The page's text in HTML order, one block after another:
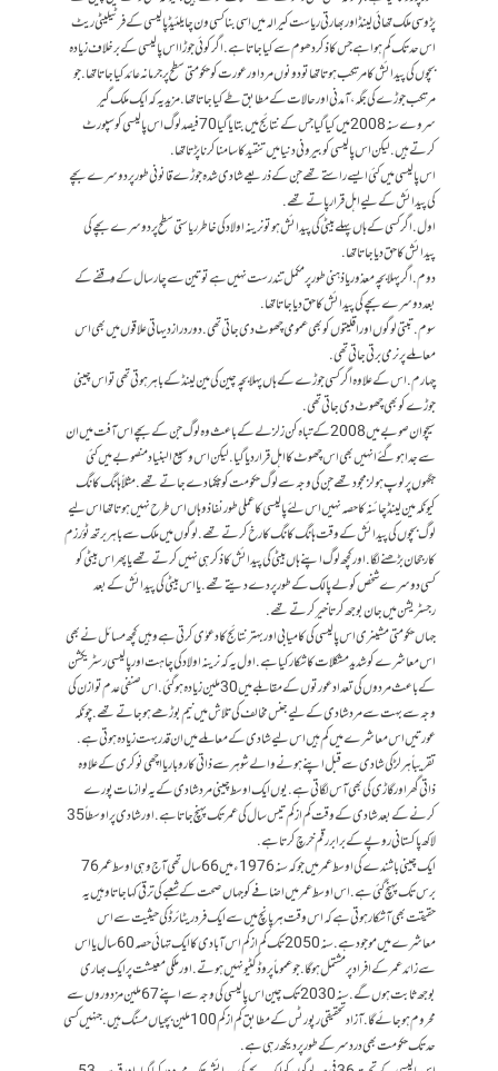
پڑوسی ملک تھائی لینڈ اور بھارتی ریاست کیرالہ میں اسی بنا کسی ون چایلئیڈ پالیسی کے فرٹیلیٹی ریٹ
اس حد تک کم ہوا ہے جس کا ذکر دھوم سے کیا جاتا ہے. اگر کوئی جوڑا اس پالیسی کے برخلاف زیادہ
بچوں کی پیدائش کا مرتکب ہوتا تھا تو دونوں مرد اور عورت کو حکومتی سطح پر جرمانہ عائد کیا جاتا تھا. جو
مرتکب جوڑے کی جگہ، آمدنی اور حالات کے مطابق طے کیا جاتا تھا. مزید یہ کہ ایک ملک گیر
سروے سنہ 2008 میں کیا گیا جس کے نتائج میں بتایا گیا 70 فیصد لوگ اس پالیسی کو سپورٹ
کرتے ہیں. لیکن اس پالیسی کو بیرونی دنیا میں تنقید کا سامنا کرنا پڑتا تھا.
اس پالیسی میں کئی ایسے راستے تھے جن کے ذریعے شادی شدہ جوڑے قانونی طور پر دوسرے بچے
کی پیدائش کے لیے اہل قرار پاتے تھے.
اول. اگر کسی کے ہاں پہلے بیٹی کی پیدائش ہو تو نرینہ اولاد کی خاطر ریاستی سطح پر دوسرے بچے کی
پیدائش کا حق دیا جاتا تھا.
دوم. اگر پہلا بچہ معذور یا ذہنی طور پر مکمل تندرست نہیں ہے تو تین سے چار سال کے وقفے کے
بعد دوسرے بچے کی پیدائش کا حق دیا جاتا تھا.
سوم. تبتی لوگوں اور اقلیتوں کو بھی عمومی چھوٹ دی جاتی تھی. دور دراز دیہاتی علاقوں میں بھی اس
معاملے پر نرمی برتی جاتی تھی.
چہارم. اس کے علاوہ اگر کسی جوڑے کے ہاں پہلا بچہ چین کی مین لینڈ کے باہر ہوتی تھی تو اس چینی
جوڑے کو بھی چھوٹ دی جاتی تھی.
سیچوان صوبے میں 2008 کے تباہ کن زلزلے کے باعث وہ لوگ جن کے بچے اس آفت میں ان
سے جدا ہو گئے انہیں بھی اس چھوٹ کا اہل قرار دیا گیا. لیکن اس وسیع البنیاد منصوبے میں کئی
جگہوں پر لوپ ہولز مجود تھے جن کی وجہ سے لوگ حکومت کو چکما دے جاتے تھے. مثلاً ہانگ کانگ
کیونکہ مین لینڈ چائنہ کا حصہ نہیں اس لئے پالیسی کا عملی طور نفاذ وہاں اس طرح نہیں ہوتا تھا اس لیے
لوگ بچوں کی پیدائش کے وقت ہانگ کانگ کا رخ کرتے تھے. لوگوں میں ملک سے باہر برتھ ٹؤرزم
کا رجحان بڑھنے لگا. اور کچھ لوگ اپنے ہاں بیٹی کی پیدائش کا ذکر ہی نہیں کرتے تھے یا پھر اس بیٹی کو
کسی دوسرے شخص کو لے پالک کے طور پر دے دیتے تھے. یا اس بیٹی کی پیدائش کے بعد
رجسٹریشن میں جان بوجھ کر تاخیر کرتے تھے.
جہاں حکومتی مشینری اس پالیسی کی کامیابی اور بہتر نتائج کا دعوٰی کرتی ہے وہیں کچھ مسائل نے بھی
اس معاشرے کو شدید مشکلات کا شکار کیا ہے. اول یہ کہ نرینہ اولاد کی چاہت اور پالیسی رسٹریکشن
کے باعث مردوں کی تعداد عورتوں کے مقابلے میں 30 ملین زیادہ ہو گئی. اس صنفی عدم توازن کی
وجہ سے بہت سے مرد شادی کے لیے جنس مخالف کی تلاش میں نیم بوڑھے ہو جاتے تھے. چونکہ
عورتیں اس معاشرے میں کم ہیں اس لیے شادی کے معاملے میں ان قدر بہت زیادہ ہوتی ہے.
تقریباً ہر لڑکی شادی سے قبل اپنے ہونے والے شوہر سے ذاتی کاروبار یا اچھی نوکری کے علاوہ
ذاتی گھر اور گاڑی کی بھی آس لگاتی ہے. یوں ایک اوسط چینی مرد شادی کے یہ لوازمات پورے
کرنے کے بعد شادی کے وقت کم از کم تیس سال کی عمر تک پہنچ جاتا ہے. اور شادی پر اوسطاً 35
لاکھ پاکستانی روپے کے برابر رقم خرچ کرتا ہے.
ایک چینی باشندے کی اوسط عمر میں جو کہ سنہ 1976ء میں 66 سال تھی آج وہی اوسط عمر 76
برس تک پہنچ گئی ہے. اس اوسط عمر میں اضافے کو جہاں صحت کے شعبے کی ترقی کہا جاتا وہیں یہ
حقیقت بھی آشکار ہوتی ہے کہ اس وقت ہر پانچ میں سے ایک فرد ریٹائرڈ کی حیثیت سے اس
معاشرے میں موجود ہے. سنہ 2050 تک کم از کم اس آبادی کا ایک تہائی حصہ 60 سال یا اس
سے زائد عمر کے افراد پر مشتمل ہو گا. جو عموماً پروڈکٹیو نہیں ہوتے. اور ملکی معیشت پر ایک بھاری
بوجھ ثابت ہوں گے. سنہ 2030 تک چین اس پالیسی کی وجہ سے اپنے 67 ملین مزدوروں سے
محروم ہو جائے گا. آزاد تحقیقی رپورٹس کے مطابق کم از کم 100 ملین بچیاں مسنگ ہیں. جنہیں کسی
حد تک حکومت بھی درد سر کے طور پر دیکھ رہی ہے.